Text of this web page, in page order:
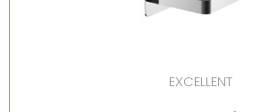
EXCELLENT